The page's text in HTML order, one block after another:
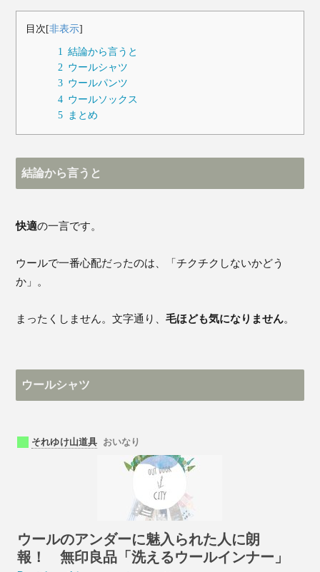
目次[非表示]
1 結論から言うと
2 ウールシャツ
3 ウールパンツ
4 ウールソックス
5
まとめ
結論から言うと
快適の一言です。
ウールで一番心配だったのは、「チクチクしないかどう
か」。
まったくしません。文字通り、毛ほども気になりません。
ウールシャツ